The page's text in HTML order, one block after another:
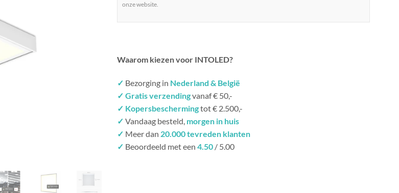
onze website.
Waarom kiezen voor INTOLED?
✓ Bezorging in Nederland & België
✓ Gratis verzendingvanaf € 50,-
✓ Kopersbeschermingtot € 2.500,-
✓ Vandaag besteld, morgen in huis
✓ Meer dan 20.000 tevreden klanten
✓ Beoordeeld met een 4.50 / 5.00